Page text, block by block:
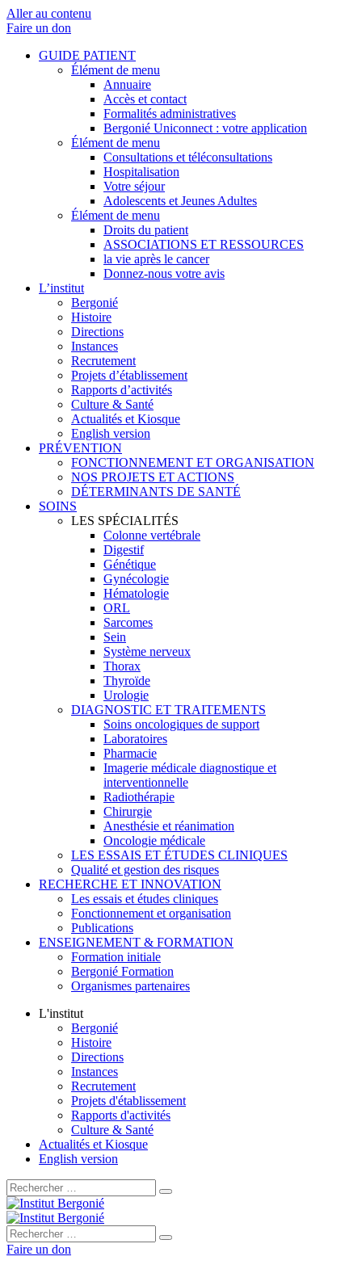
Aller au contenu
Faire un don
GUIDE PATIENT
Élément de menu
Annuaire
Accès et contact
Formalités administratives
Bergonié Uniconnect : votre application
Élément de menu
Consultations et téléconsultations
Hospitalisation
Votre séjour
Adolescents et Jeunes Adultes
Élément de menu
Droits du patient
ASSOCIATIONS ET RESSOURCES
la vie après le cancer
Donnez-nous votre avis
L’institut
Bergonié
Histoire
Directions
Instances
Recrutement
Projets d’établissement
Rapports d’activités
Culture & Santé
Actualités et Kiosque
English version
PRÉVENTION
FONCTIONNEMENT ET ORGANISATION
NOS PROJETS ET ACTIONS
DÉTERMINANTS DE SANTÉ
SOINS
LES SPÉCIALITÉS
Colonne vertébrale
Digestif
Génétique
Gynécologie
Hématologie
ORL
Sarcomes
Sein
Système nerveux
Thorax
Thyroïde
Urologie
DIAGNOSTIC ET TRAITEMENTS
Soins oncologiques de support
Laboratoires
Pharmacie
Imagerie médicale diagnostique et
interventionnelle
Radiothérapie
Chirurgie
Anesthésie et réanimation
Oncologie médicale
LES ESSAIS ET ÉTUDES CLINIQUES
Qualité et gestion des risques
RECHERCHE ET INNOVATION
Les essais et études cliniques
Fonctionnement et organisation
Publications
ENSEIGNEMENT & FORMATION
Formation initiale
Bergonié Formation
Organismes partenaires
L'institut
Bergonié
Histoire
Directions
Instances
Recrutement
Projets d'établissement
Rapports d'activités
Culture & Santé
Actualités et Kiosque
English version
Rechercher :
Rechercher :
Faire un don